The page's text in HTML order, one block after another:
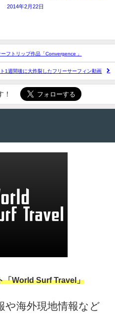
2014年2月22日
フトリップ作品「Convergence 」
1週間後に大炸裂したフリーサーフィン動画
！
「World Surf Travel」
や海外現地情報など